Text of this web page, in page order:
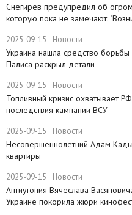
Снегирев предупредил об
которую пока не замечают:
2025-09-15 Новости
​Украина нашла средство
Палиса раскрыл детали
2025-09-15 Новости
​Топливный кризис охватывает
последствия кампании ВСУ
2025-09-15 Новости
Несовершеннолетний Адам
квартиры
2025-09-15 Новости
Антиутопия Вячеслава
Украине покорила жюри